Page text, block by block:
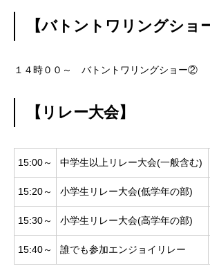
【バトントワリングショ
１４時００～ バトントワリングショー②
【リレー大会】
15:00～ 中学生以上リレー大会(一般含む)
15:20～ 小学生リレー大会(低学年の部)
15:30～ 小学生リレー大会(高学年の部)
15:40～ 誰でも参加エンジョイリレー